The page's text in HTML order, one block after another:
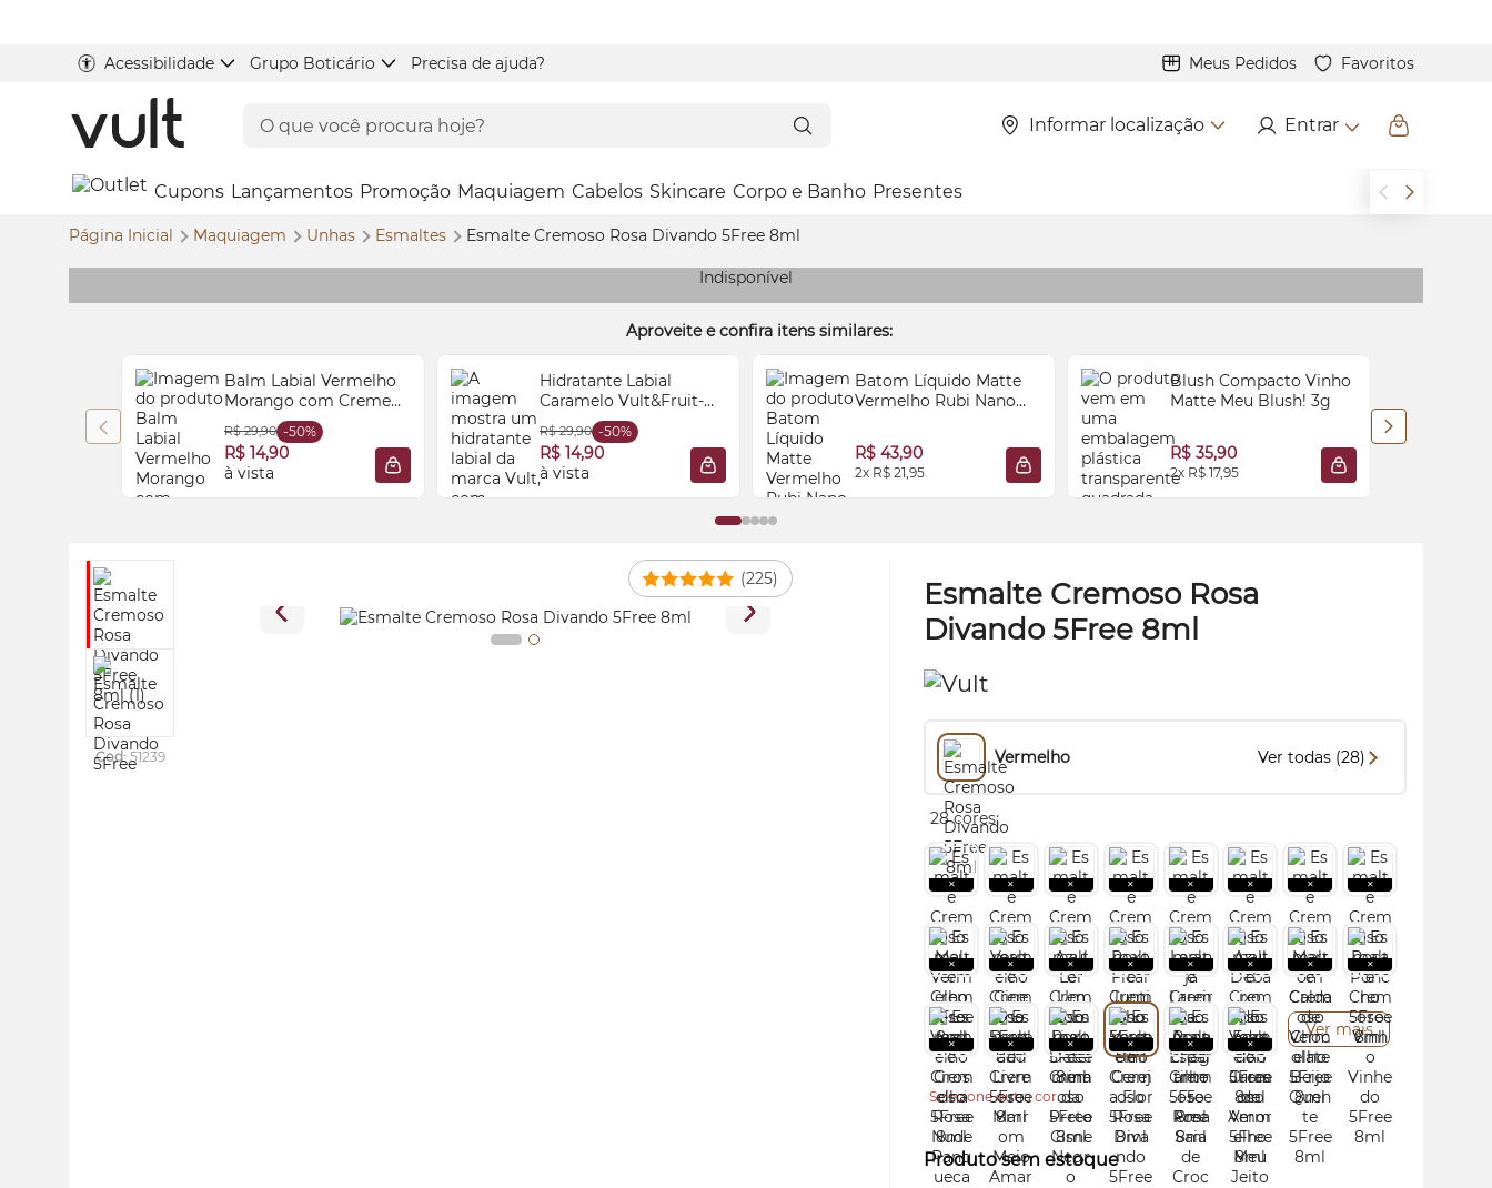
Acessibilidade Grupo Boticário Precisa de ajuda? Meus Pedidos Favoritos
Informar localização Entrar
Cupons Lançamentos Promoção Maquiagem Cabelos Skincare Corpo e Banho Presentes
Página Inicial Maquiagem Unhas Esmaltes Esmalte Cremoso Rosa Divando 5Free 8ml
Indisponível
Aproveite e confira itens similares:
Balm Labial Vermelho
Morango com Creme
Vult&Fruit-tella® 3,5g
R$ 29,90 -50%
R$ 14,90
à vista
ADICIONAR À SACOLA
Hidratante Labial
Caramelo Vult&Fruit-
tella® 8ml
R$ 29,90 -50%
R$ 14,90
à vista
ADICIONAR À SACOLA
Batom Líquido Matte
Vermelho Rubi Nano
R$ 43,90
2x R$ 21,95 ADICIONAR À SACOLA
Blush Compacto Vinho
Matte Meu Blush! 3g
R$ 35,90
2x R$ 17,95 ADICIONAR À
Esmalte Cremoso Rosa
Divando 5Free 8ml
Vermelho Ver todas (28)
28 cores:
Ver mais
Selecione outra cor.
Produto sem estoque
(225)
Cod: 51239